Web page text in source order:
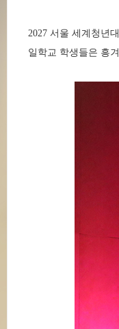
2027 서울 세계청년
일학교 학생들은 흥